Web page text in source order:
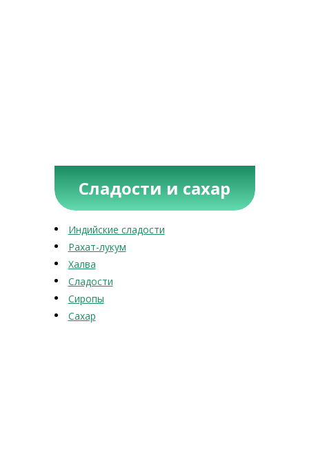
Сладости и сахар
Индийские сладости
Рахат-лукум
Халва
Сладости
Сиропы
Сахар